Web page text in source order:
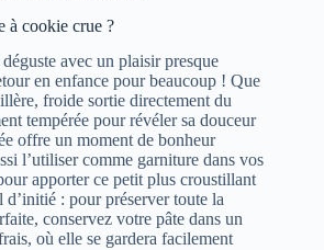
à cookie crue ?
avec un plaisir presque
en enfance pour beaucoup ! Que
froide sortie directement du
tempérée pour révéler sa douceur
offre un moment de bonheur
l’utiliser comme garniture dans vos
apporter ce petit plus croustillant
: pour préserver toute la
conservez votre pâte dans un
où elle se gardera facilement